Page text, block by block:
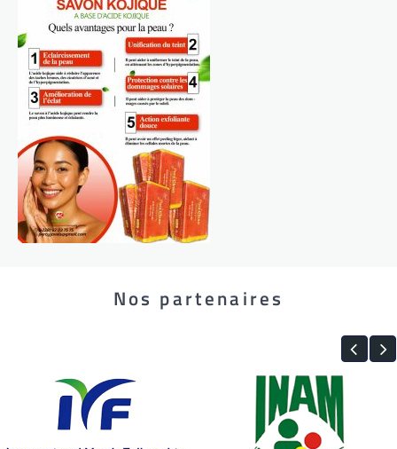
Nos partenaires